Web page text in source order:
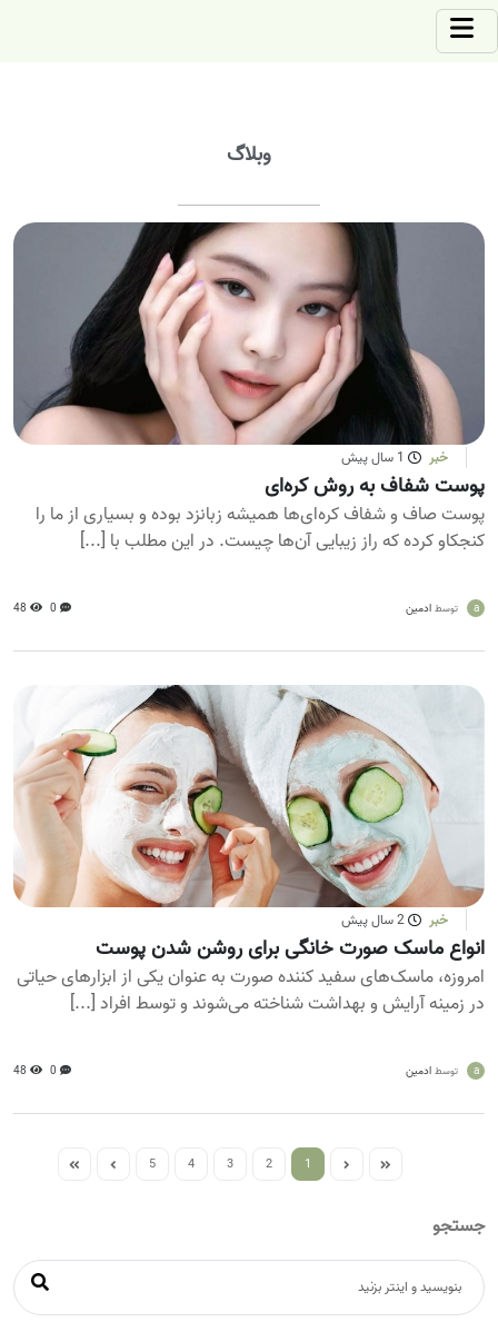
وبلاگ
خبر 1 سال پیش
پوست شفاف به روش کره‌ای
پوست صاف و شفاف کره‌ای‌ها همیشه زبانزد بوده و بسیاری از ما را
کنجکاو کرده که راز زیبایی آن‌ها چیست. در این مطلب با [...]
a توسط ادمین 0
48
خبر 2 سال پیش
انواع ماسک صورت خانگی برای روشن شدن پوست
امروزه، ماسک‌های سفید کننده صورت به عنوان یکی از ابزارهای حیاتی
در زمینه آرایش و بهداشت شناخته می‌شوند و توسط افراد [...]
a توسط ادمین 0
48
1
2
3
4
5
جستجو